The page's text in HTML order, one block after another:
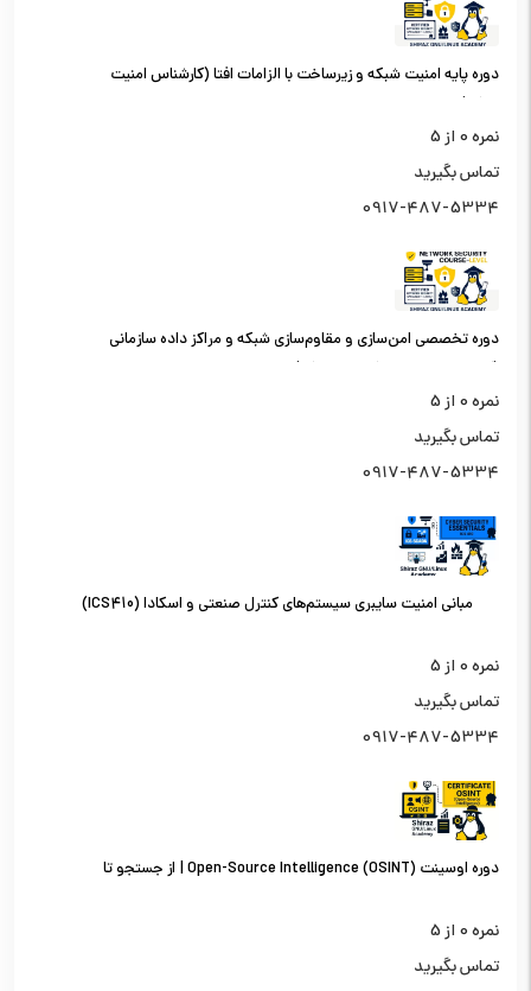
دوره پایه امنیت شبکه و زیرساخت با الزامات افتا (کارشناس امنیت
شبکه)
نمره0 از 5
تماس بگیرید
0917-487-5334
دوره تخصصی امن‌سازی و مقاوم‌سازی شبکه و مراکز داده سازمانی
(کارشناس امنیت شبکه سطح یک)
نمره0 از 5
تماس بگیرید
0917-487-5334
مبانی امنیت سایبری سیستم‌های کنترل صنعتی و اسکادا (ICS410)
نمره0 از 5
تماس بگیرید
0917-487-5334
دوره اوسینت (OSINT) Open-Source Intelligence | از جستجو تا
نمره0 از 5
تماس بگیرید